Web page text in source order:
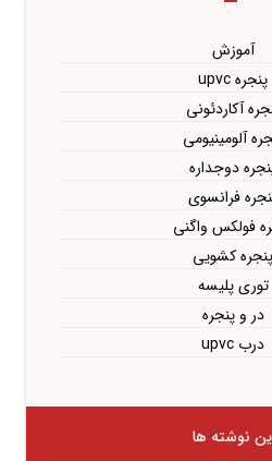
آموزش
پنجره upvc
آکاردئونی
آلومینیومی
دوجداره
فرانسوی
فولکس واگنی
پنجره کشویی
توری پلیسه
در و پنجره
درب upvc
نوشته ها